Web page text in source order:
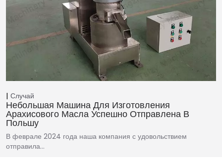
Случай
Небольшая Машина Для Изготовления
Арахисового Масла Успешно Отправлена ​​в
Польшу
В феврале 2024 года наша компания с удовольствием
отправила…